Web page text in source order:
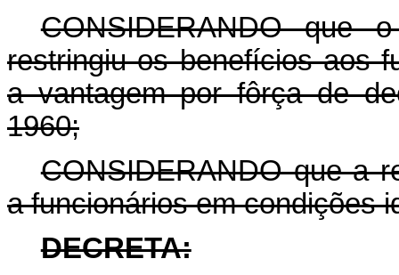
CONSIDERANDO que
restringiu os benefícios aos
a vantagem por fôrça de
1960;
CONSIDERANDO que a
a funcionários em condições
DECRETA: